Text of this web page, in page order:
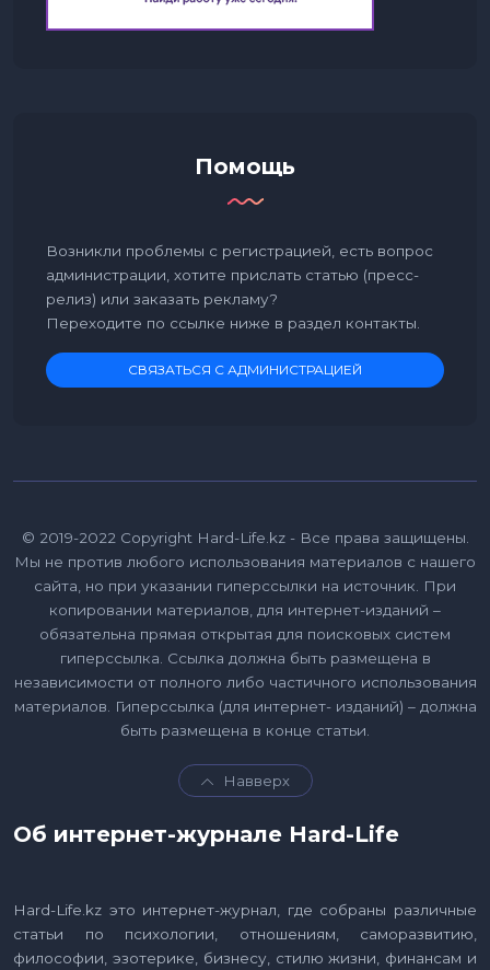
Помощь
Возникли проблемы с регистрацией, есть вопрос
администрации, хотите прислать статью (пресс-
релиз) или заказать рекламу?
Переходите по ссылке ниже в раздел контакты.
СВЯЗАТЬСЯ С АДМИНИСТРАЦИЕЙ
© 2019-2022 Copyright Hard-Life.kz - Все права защищены.
Мы не против любого использования материалов с нашего
сайта, но при указании гиперссылки на источник. При
копировании материалов, для интернет-изданий –
обязательна прямая открытая для поисковых систем
гиперссылка. Ссылка должна быть размещена в
независимости от полного либо частичного использования
материалов. Гиперссылка (для интернет- изданий) – должна
быть размещена в конце статьи.
Навверх
Об интернет-журнале Hard-Life
Hard-Life.kz это интернет-журнал, где собраны различные
статьи по психологии, отношениям, саморазвитию,
философии, эзотерике, бизнесу, стилю жизни, финансам и